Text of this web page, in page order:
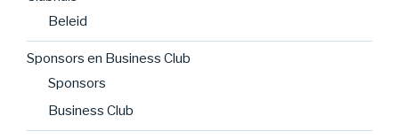
Beleid
Sponsors en Business Club
Sponsors
Business Club